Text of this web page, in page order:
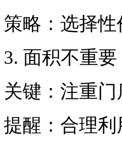
策略：选择
3. 面积不重要
关键：注重
提醒：合理